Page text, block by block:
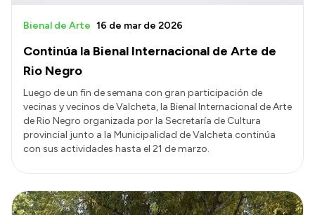
Continúa la Bienal Internacional de Arte de
Rio Negro
Bienal de Arte 16 de mar de 2026
Luego de un fin de semana con gran participación de
vecinas y vecinos de Valcheta, la Bienal Internacional de Arte
de Rio Negro organizada por la Secretaría de Cultura
provincial junto a la Municipalidad de Valcheta continúa
con sus actividades hasta el 21 de marzo.